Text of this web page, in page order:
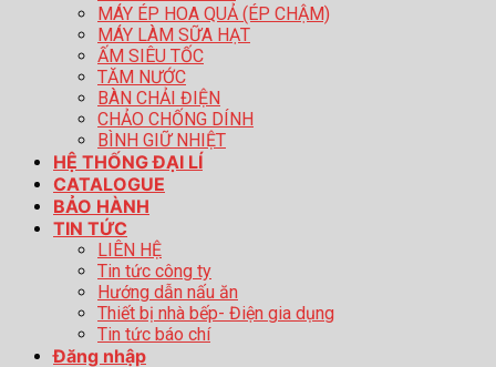
MÁY ÉP HOA QUẢ (ÉP CHẬM)
MÁY LÀM SỮA HẠT
ẤM SIÊU TỐC
TĂM NƯỚC
BÀN CHẢI ĐIỆN
CHẢO CHỐNG DÍNH
BÌNH GIỮ NHIỆT
HỆ THỐNG ĐẠI LÍ
CATALOGUE
BẢO HÀNH
TIN TỨC
LIÊN HỆ
Tin tức công ty
Hướng dẫn nấu ăn
Thiết bị nhà bếp- Điện gia dụng
Tin tức báo chí
Đăng nhập